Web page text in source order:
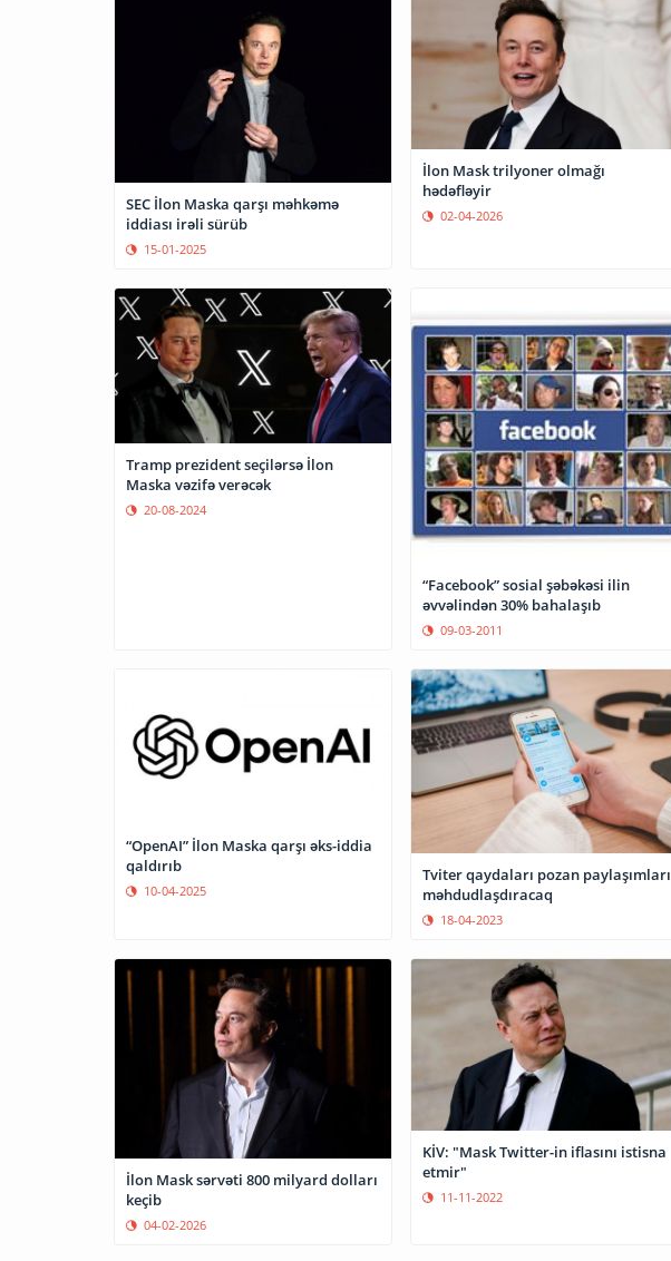
SEC İlon Maska qarşı məhkəmə
iddiası irəli sürüb
15-01-2025
İlon Mask trilyoner olmağı
hədəfləyir
02-04-2026
Tramp prezident seçilərsə İlon
Maska vəzifə verəcək
20-08-2024
“Facebook” sosial şəbəkəsi ilin
əvvəlindən 30% bahalaşıb
09-03-2011
“OpenAI” İlon Maska qarşı əks-iddia
qaldırıb
10-04-2025
Tviter qaydaları pozan paylaşımları
məhdudlaşdıracaq
18-04-2023
İlon Mask sərvəti 800 milyard dolları
keçib
04-02-2026
KİV: "Mask Twitter-in iflasını istisna
etmir"
11-11-2022